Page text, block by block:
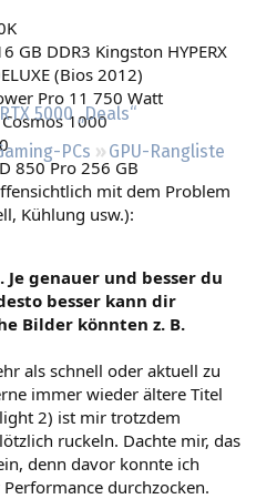
RTX 5000 „Deals“
PCs
GPU-Rangliste
GB DDR3 Kingston HYPERX
(Bios 2012)
Pro 11 750 Watt
1000
850 Pro 256 GB
mit dem Problem
Kühlung usw.):
genauer und besser du
besser kann dir
Bilder könnten z. B.
als schnell oder aktuell zu
immer wieder ältere Titel
2) ist mir trotzdem
ruckeln. Dachte mir, das
denn davor konnte ich
durchzocken.